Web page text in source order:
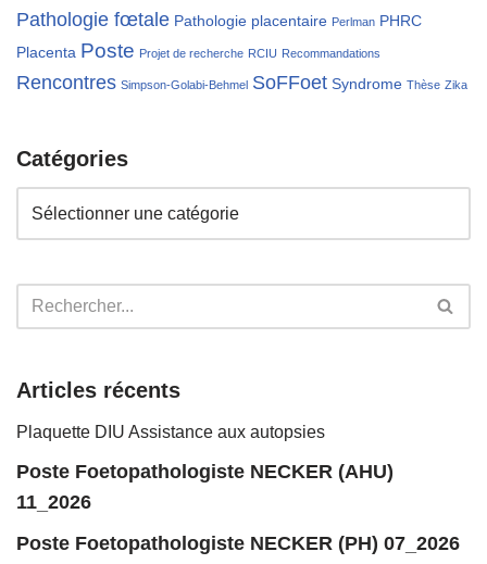
Pathologie fœtale Pathologie placentaire Perlman PHRC
Placenta Poste Projet de recherche RCIU Recommandations
Rencontres Simpson-Golabi-Behmel SoFFoet Syndrome Thèse Zika
Catégories
Articles récents
Plaquette DIU Assistance aux autopsies
Poste Foetopathologiste NECKER (AHU)
11_2026
Poste Foetopathologiste NECKER (PH) 07_2026